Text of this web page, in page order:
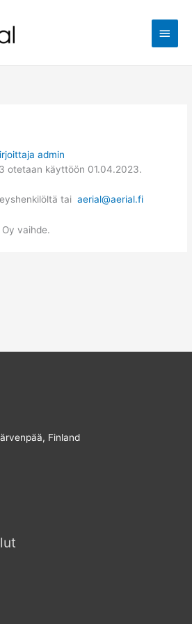
admin
otetaan käyttöön 01.04.2023.
taiaerial@aerial.fi
vaihde.
Finland